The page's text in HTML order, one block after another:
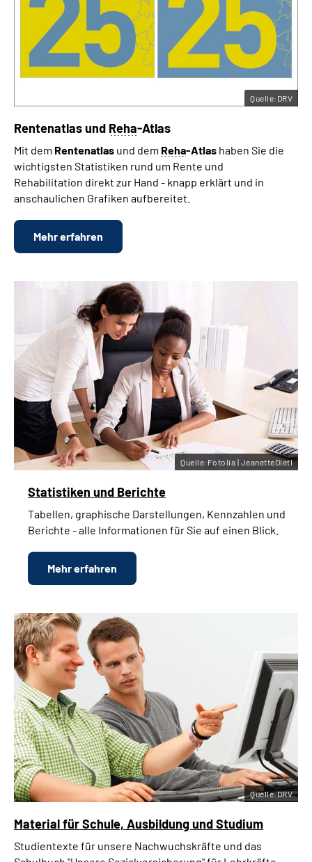
Rentenatlas und Reha-Atlas
Mit dem Rentenatlas und dem Reha-Atlas haben Sie die
wichtigsten Statistiken rund um Rente und
Rehabilitation direkt zur Hand - knapp erklärt und in
anschaulichen Grafiken aufbereitet.
Mehr erfahren
Quelle:DRV
Statistiken und Berichte
Tabellen, graphische Darstellungen, Kennzahlen und
Berichte - alle Informationen für Sie auf einen Blick.
Mehr erfahren
Quelle:Fotolia | JeanetteDietl
Material für Schule, Ausbildung und Studium
Studientexte für unsere Nachwuchskräfte und das
Quelle:DRV